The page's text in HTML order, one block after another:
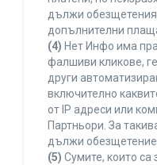
дължи
допълнителни
(4) Нет Инфо има
фалшиви кликове,
други
включително
от IP адреси или
Партньори. За
дължи
(5) Сумите, които